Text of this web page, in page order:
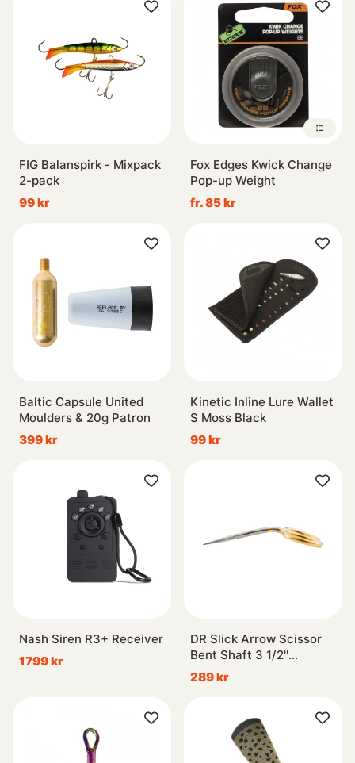
FIG Balanspirk - Mixpack
2-pack
99 kr
Fox Edges Kwick Change
Pop-up Weight
fr. 85 kr
Baltic Capsule United
Moulders & 20g Patron
399 kr
Kinetic Inline Lure Wallet
S Moss Black
99 kr
Nash Siren R3+ Receiver
1799 kr
DR Slick Arrow Scissor
Bent Shaft 3 1/2''
Straight
289 kr